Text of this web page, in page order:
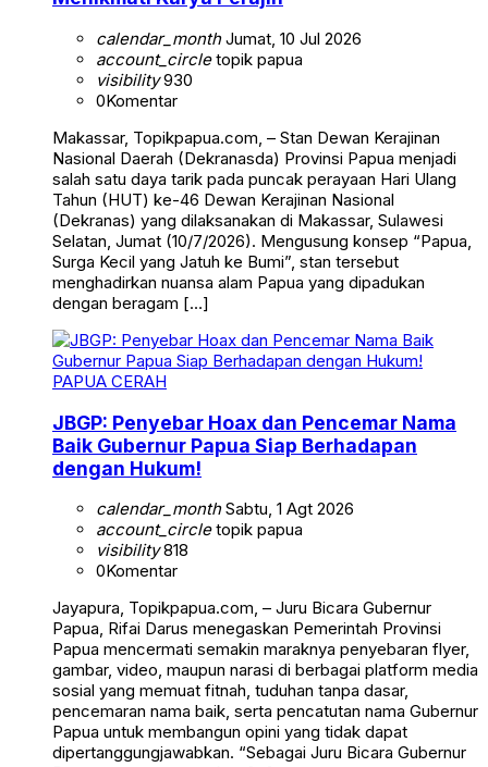
calendar_monthJumat, 10 Jul 2026
account_circletopik papua
visibility930
0Komentar
Makassar, Topikpapua.com, – Stan Dewan Kerajinan
Nasional Daerah (Dekranasda) Provinsi Papua menjadi
salah satu daya tarik pada puncak perayaan Hari Ulang
Tahun (HUT) ke-46 Dewan Kerajinan Nasional
(Dekranas) yang dilaksanakan di Makassar, Sulawesi
Selatan, Jumat (10/7/2026). Mengusung konsep “Papua,
Surga Kecil yang Jatuh ke Bumi”, stan tersebut
menghadirkan nuansa alam Papua yang dipadukan
dengan beragam […]
PAPUA CERAH
JBGP: Penyebar Hoax dan Pencemar Nama
Baik Gubernur Papua Siap Berhadapan
dengan Hukum!
calendar_monthSabtu, 1 Agt 2026
account_circletopik papua
visibility818
0Komentar
Jayapura, Topikpapua.com, – Juru Bicara Gubernur
Papua, Rifai Darus menegaskan Pemerintah Provinsi
Papua mencermati semakin maraknya penyebaran flyer,
gambar, video, maupun narasi di berbagai platform media
sosial yang memuat fitnah, tuduhan tanpa dasar,
pencemaran nama baik, serta pencatutan nama Gubernur
Papua untuk membangun opini yang tidak dapat
dipertanggungjawabkan. “Sebagai Juru Bicara Gubernur